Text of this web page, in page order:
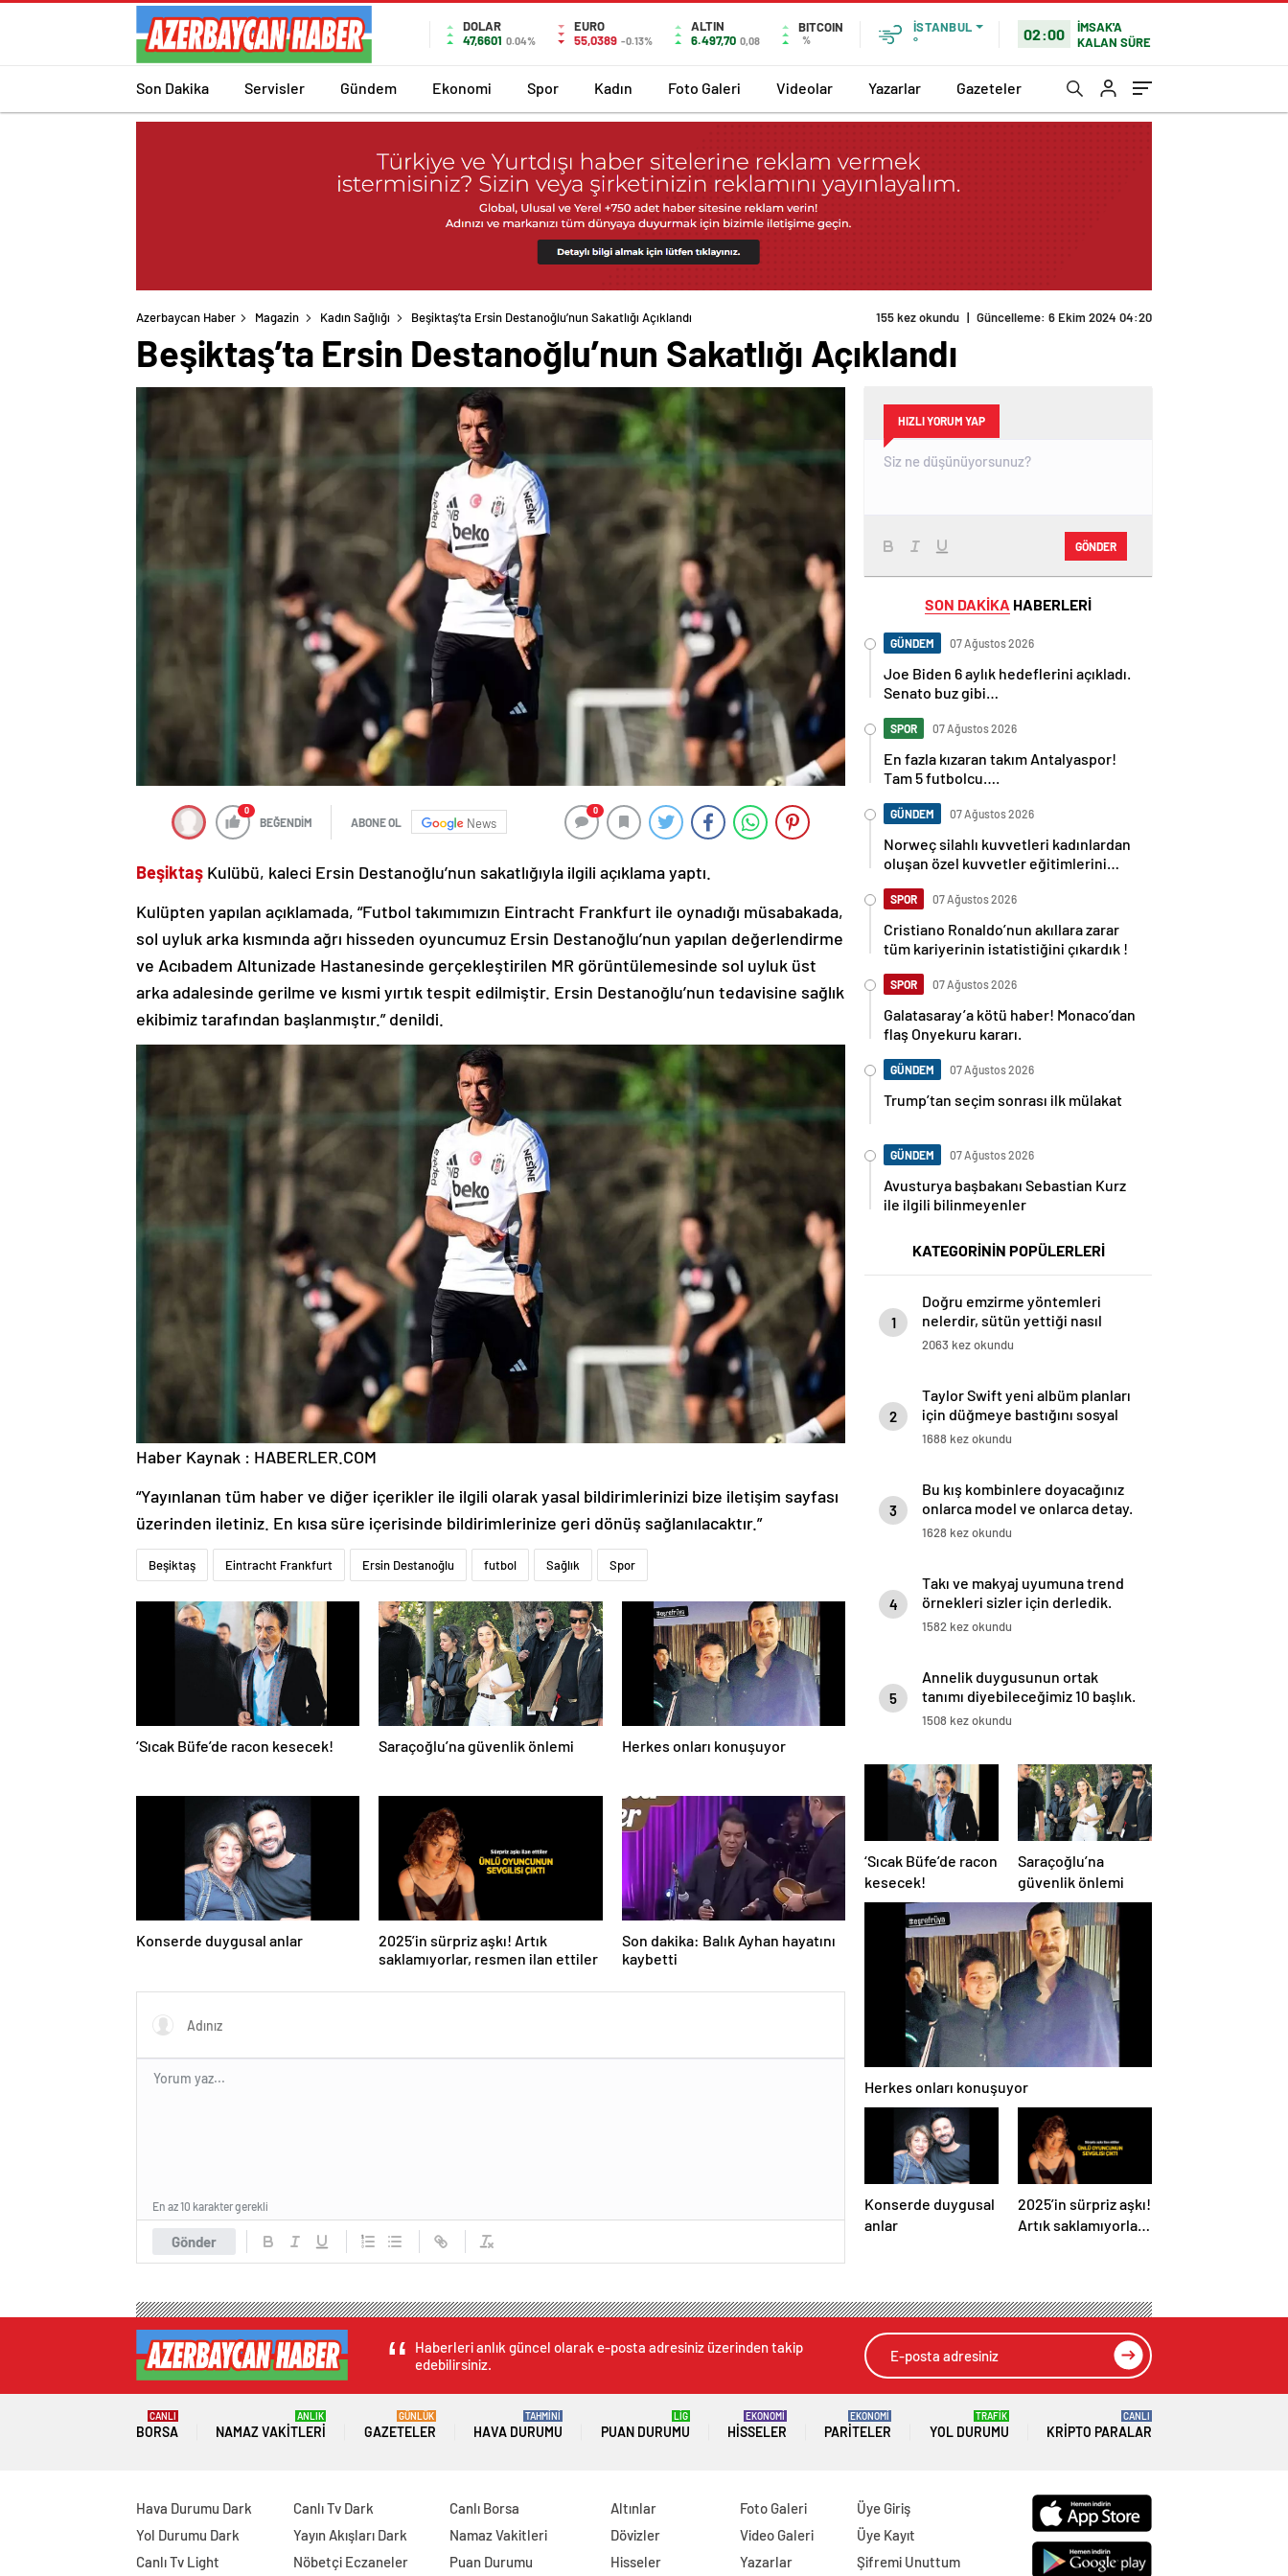
DOLAR
47,6601 0.04%
EURO
55,0389 -0.13%
ALTIN
6.497,70 0,08
BITCOIN
%
İSTANBUL
°
02:00
İMSAK'A
KALAN SÜRE
Son Dakika Servisler Gündem Ekonomi Spor Kadın Foto Galeri Videolar Yazarlar Gazeteler
Azerbaycan Haber Magazin Kadın Sağlığı Beşiktaş’ta Ersin Destanoğlu’nun Sakatlığı Açıklandı 155 kez okundu | Güncelleme: 6 Ekim 2024 04:20
Beşiktaş’ta Ersin Destanoğlu’nun Sakatlığı Açıklandı
0
BEĞENDİM ABONE OL News
0
Beşiktaş Kulübü, kaleci Ersin Destanoğlu’nun sakatlığıyla ilgili açıklama yaptı.
Kulüpten yapılan açıklamada, “Futbol takımımızın Eintracht Frankfurt ile oynadığı müsabakada,
sol uyluk arka kısmında ağrı hisseden oyuncumuz Ersin Destanoğlu’nun yapılan değerlendirme
ve Acıbadem Altunizade Hastanesinde gerçekleştirilen MR görüntülemesinde sol uyluk üst
arka adalesinde gerilme ve kısmi yırtık tespit edilmiştir. Ersin Destanoğlu’nun tedavisine sağlık
ekibimiz tarafından başlanmıştır.” denildi.
Haber Kaynak : HABERLER.COM
“Yayınlanan tüm haber ve diğer içerikler ile ilgili olarak yasal bildirimlerinizi bize iletişim sayfası
üzerinden iletiniz. En kısa süre içerisinde bildirimlerinize geri dönüş sağlanılacaktır.”
Beşiktaş Eintracht Frankfurt Ersin Destanoğlu futbol Sağlık Spor
‘Sıcak Büfe’de racon kesecek! Saraçoğlu’na güvenlik önlemi Herkes onları konuşuyor
Konserde duygusal anlar
2025’in sürpriz aşkı! Artık
saklamıyorlar, resmen ilan ettiler
Son dakika: Balık Ayhan hayatını
kaybetti
Gönder
En az 10 karakter gerekli
HIZLI YORUM YAP
GÖNDER
SON DAKİKA HABERLERİ
GÜNDEM 07 Ağustos 2026
Joe Biden 6 aylık hedeflerini açıkladı.
Senato buz gibi…
SPOR 07 Ağustos 2026
En fazla kızaran takım Antalyaspor!
Tam 5 futbolcu….
GÜNDEM 07 Ağustos 2026
Norweç silahlı kuvvetleri kadınlardan
oluşan özel kuvvetler eğitimlerini
SPOR 07 Ağustos 2026
Cristiano Ronaldo’nun akıllara zarar
tüm kariyerinin istatistiğini çıkardık !
SPOR 07 Ağustos 2026
Galatasaray’a kötü haber! Monaco’dan
flaş Onyekuru kararı.
GÜNDEM 07 Ağustos 2026
Trump’tan seçim sonrası ilk mülakat
GÜNDEM 07 Ağustos 2026
Avusturya başbakanı Sebastian Kurz
ile ilgili bilinmeyenler
KATEGORİNİN POPÜLERLERİ
1
Doğru emzirme yöntemleri
nelerdir, sütün yettiği nasıl
anlaşılır?
2063 kez okundu
2
Taylor Swift yeni albüm planları
için düğmeye bastığını sosyal
medyadan duyurdu!
1688 kez okundu
3
Bu kış kombinlere doyacağınız
onlarca model ve onlarca detay.
1628 kez okundu
4
Takı ve makyaj uyumuna trend
örnekleri sizler için derledik.
1582 kez okundu
5
Annelik duygusunun ortak
tanımı diyebileceğimiz 10 başlık.
1508 kez okundu
‘Sıcak Büfe’de racon
kesecek!
Saraçoğlu’na
güvenlik önlemi
Herkes onları konuşuyor
Konserde duygusal
anlar
2025’in sürpriz aşkı!
Artık saklamıyorlar,
Haberleri anlık güncel olarak e-posta adresiniz üzerinden takip
edebilirsiniz.
BORSA
CANLI
NAMAZ VAKITLERI
ANLIK
GAZETELER
GÜNLÜK
HAVA DURUMU
TAHMİNİ
PUAN DURUMU
LİG
HISSELER
EKONOMİ
PARITELER
EKONOMİ
YOL DURUMU
TRAFİK
KRIPTO PARALAR
CANLI
Hava Durumu Dark
Yol Durumu Dark
Canlı Tv Light
Canlı Tv Dark
Yayın Akışları Dark
Nöbetçi Eczaneler
Canlı Borsa
Namaz Vakitleri
Puan Durumu
Altınlar
Dövizler
Hisseler
Foto Galeri
Video Galeri
Yazarlar
Üye Giriş
Üye Kayıt
Şifremi Unuttum